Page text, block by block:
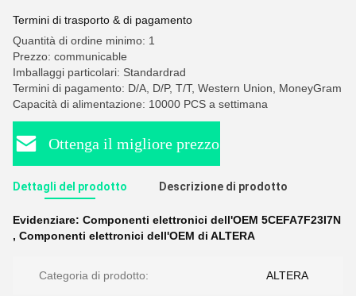
Termini di trasporto & di pagamento
Quantità di ordine minimo: 1
Prezzo: communicable
Imballaggi particolari: Standardrad
Termini di pagamento: D/A, D/P, T/T, Western Union, MoneyGram
Capacità di alimentazione: 10000 PCS a settimana
Ottenga il migliore prezzo
Dettagli del prodotto Descrizione di prodotto
Evidenziare: Componenti elettronici dell'OEM 5CEFA7F23I7N
, Componenti elettronici dell'OEM di ALTERA
Categoria di prodotto: ALTERA